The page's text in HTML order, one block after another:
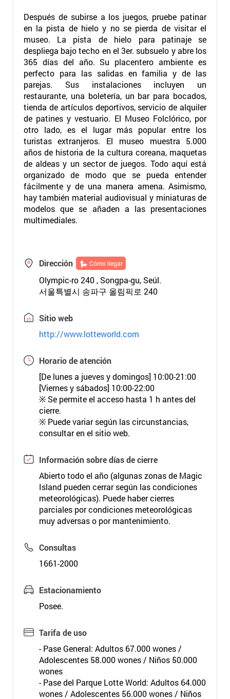
Después de subirse a los juegos, pruebe patinar
en la pista de hielo y no se pierda de visitar el
museo. La pista de hielo para patinaje se
despliega bajo techo en el 3er. subsuelo y abre los
365 días del año. Su placentero ambiente es
perfecto para las salidas en familia y de las
parejas. Sus instalaciones incluyen un
restaurante, una boletería, un bar para bocados,
tienda de artículos deportivos, servicio de alquiler
de patines y vestuario. El Museo Folclórico, por
otro lado, es el lugar más popular entre los
turistas extranjeros. El museo muestra 5.000
años de historia de la cultura coreana, maquetas
de aldeas y un sector de juegos. Todo aquí está
organizado de modo que se pueda entender
fácilmente y de una manera amena. Asimismo,
hay también material audiovisual y miniaturas de
modelos que se añaden a las presentaciones
multimediales.
Dirección Cómo llegar
Olympic-ro 240 , Songpa-gu, Seúl.
서울특별시 송파구 올림픽로 240
Sitio web
http://www.lotteworld.com
Horario de atención
[De lunes a jueves y domingos] 10:00-21:00
[Viernes y sábados] 10:00-22:00
※ Se permite el acceso hasta 1 h antes del
cierre.
※ Puede variar según las circunstancias,
consultar en el sitio web.
Información sobre días de cierre
Abierto todo el año (algunas zonas de Magic
Island pueden cerrar según las condiciones
meteorológicas). Puede haber cierres
parciales por condiciones meteorológicas
muy adversas o por mantenimiento.
Consultas
1661-2000
Estacionamiento
Posee.
Tarifa de uso
- Pase General: Adultos 67.000 wones /
Adolescentes 58.000 wones / Niños 50.000
wones
- Pase del Parque Lotte World: Adultos 64.000
wones / Adolescentes 56.000 wones / Niños